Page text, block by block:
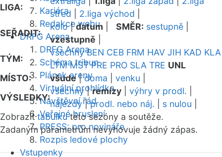
Kariéra
Redakce webu
DRFG Arena
DRFG Arena
Schéma tribun
Plánek areny
Virtuální prohlídka
Návštěvní řád
Veřejné bruslení
PRESS: pro novináře
Rozpis ledové plochy
Vstupenky
LIGA:
střed
2.liga východ
SEŘADIT:
kolo|datum SMĚR: sestupně
vzestupně
TÝM:
všechny BEN CEB FRM HAV JIH KAD KLA
LTM MST PRE PRO SLA TRE UNL
MÍSTO:
všude|doma venku
VÝSLEDKY:
všechny|remízy výhry v prodl.
nájezdy|prodl. nebo náj. s nulou
Zobrazittabulkutéto sezóny a soutěže.
Zadaným parametrům nevyhovuje žádný zápas.